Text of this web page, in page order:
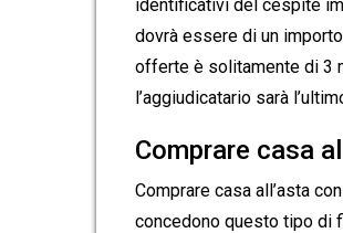
identificativi del cespite
dovrà essere di un
offerte è solitamente di 3
l’aggiudicatario sarà
Comprare casa
Comprare casa all’asta
concedono questo tipo di